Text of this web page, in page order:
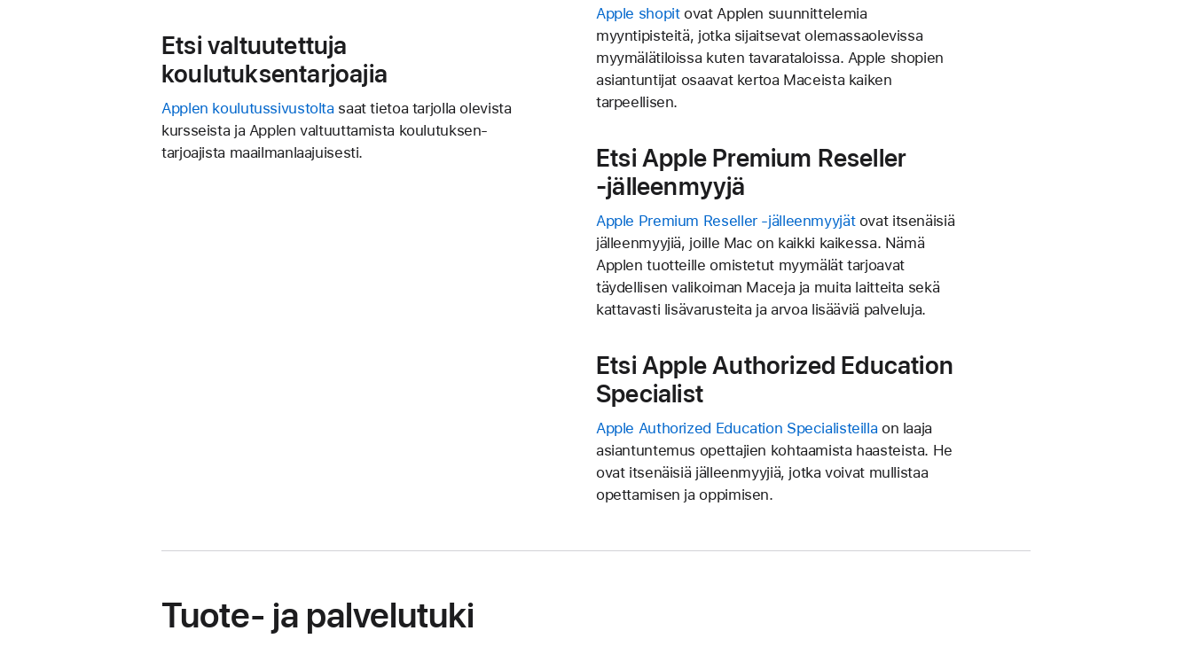
Etsi valtuutettuja
koulutuksentarjoajia
Applen koulutussivustolta saat tietoa tarjolla olevista
kursseista ja Applen valtuuttamista koulutuksen­
tarjoajista maailmanlaajuisesti.
Apple shopitovat Applen suunnittelemia
myyntipisteitä, jotka sijaitsevat olemassaolevissa
myymälätiloissa kuten tavara­taloissa. Apple shopien
asiantuntijat osaavat kertoa Maceista kaiken
tarpeellisen.
Etsi Apple Premium Reseller
‑jälleenmyyjä
Apple Premium Reseller ‑jälleenmyyjätovat itsenäisiä
jälleenmyyjiä, joille Mac on kaikki kaikessa. Nämä
Applen tuotteille omistetut myymälät tarjoavat
täydellisen valikoiman Maceja ja muita laitteita sekä
kattavasti lisävarusteita ja arvoa lisääviä palveluja.
Etsi Apple Authorized Education
Specialist
Apple Authorized Education Specialisteilla on laaja
asiantuntemus opettajien kohtaamista haasteista. He
ovat itsenäisiä jälleenmyyjiä, jotka voivat mullistaa
opettamisen ja oppimisen.
Tuote- ja palvelutuki